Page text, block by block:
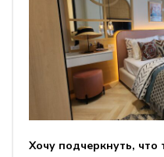
Хочу подчеркнуть, что